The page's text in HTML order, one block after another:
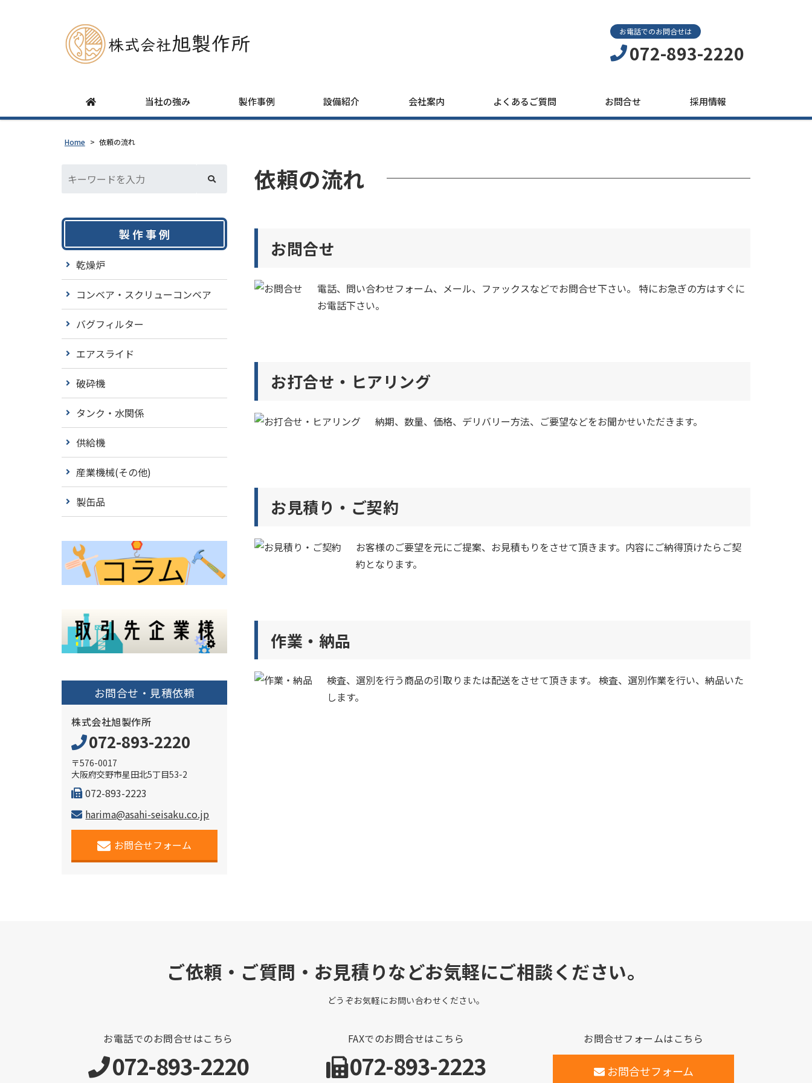
お電話でのお問合せは
072-893-2220
当社の強み 製作事例 設備紹介 会社案内 よくあるご質問 お問合せ 採用情報
Home > 依頼の流れ
依頼の流れ
お問合せ
電話、問い合わせフォーム、メール、ファックスなどでお問合せ下さい。 特にお急ぎの方はすぐに
お電話下さい。
お打合せ・ヒアリング
納期、数量、価格、デリバリー方法、ご要望などをお聞かせいただきます。
お見積り・ご契約
お客様のご要望を元にご提案、お見積もりをさせて頂きます。内容にご納得頂けたらご契
約となります。
作業・納品
検査、選別を行う商品の引取りまたは配送をさせて頂きます。 検査、選別作業を行い、納品いた
します。
製 作 事 例
乾燥炉
コンベア・スクリューコンベア
バグフィルター
エアスライド
破砕機
タンク・水関係
供給機
産業機械(その他)
製缶品
お問合せ・見積依頼
株式会社旭製作所
072-893-2220
〒576-0017
大阪府交野市星田北5丁目53-2
072-893-2223
harima@asahi-seisaku.co.jp
お問合せフォーム
ご依頼・ご質問・お見積りなどお気軽にご相談ください。
どうぞお気軽にお問い合わせください。
お電話でのお問合せはこちら
072-893-2220
FAXでのお問合せはこちら
072-893-2223
お問合せフォームはこちら
お問合せフォーム